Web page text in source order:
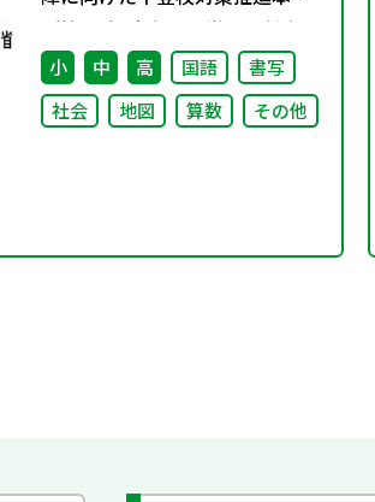
（第4回）安心して学べる魅力あ
る学校づくりの推進に向けた方
向性等について議論
小 中 高 国語
書写
社会
地図 算数 その他